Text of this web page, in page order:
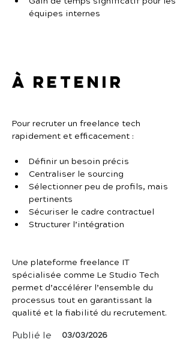
équipes internes
À retenir
Pour recruter un freelance tech
rapidement et efficacement :
Définir un besoin précis
Centraliser le sourcing
Sélectionner peu de profils, mais
pertinents
Sécuriser le cadre contractuel
Structurer l’intégration
Une plateforme freelance IT
spécialisée comme Le Studio Tech
permet d’accélérer l’ensemble du
processus tout en garantissant la
qualité et la fiabilité du recrutement.
Publié le 03/03/2026